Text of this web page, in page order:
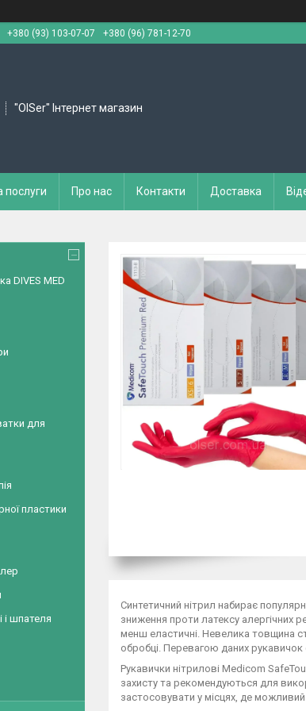
+380 (93) 103-07-07 +380 (96) 781-12-70
"OlSer" Інтернет магазин
послуги Про нас Контакти Доставка
Синтетичний нітрил набирає
зниження проти латексу алергічних
менш еластичні. Невелика товщина
обробці. Перевагою даних рукавичок
Рукавички нітрилові Medicom
захисту та рекомендуються для
застосовувати у місцях, де
DIVES MED
для
пластики
і шпателя